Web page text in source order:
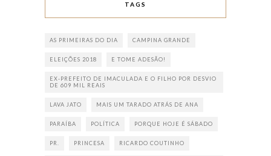
TAGS
AS PRIMEIRAS DO DIA CAMPINA GRANDE
ELEIÇÕES 2018 E TOME ADESÃO!
EX-PREFEITO DE IMACULADA E O FILHO POR DESVIO
DE 609 MIL REAIS
LAVA JATO MAIS UM TARADO ATRÁS DE ANA
PARAÍBA POLÍTICA PORQUE HOJE É SÁBADO
PR. PRINCESA RICARDO COUTINHO